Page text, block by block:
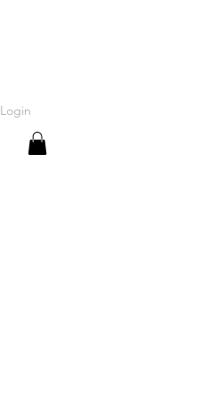
Login